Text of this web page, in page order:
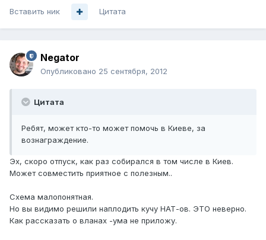
Вставить ник Цитата
Negator
Опубликовано 25 сентября, 2012
Цитата
Ребят, может кто-то может помочь в Киеве, за
вознаграждение.
Эх, скоро отпуск, как раз собирался в том числе в Киев.
Может совместить приятное с полезным..
Схема малопонятная.
Но вы видимо решили наплодить кучу НАТ-ов. ЭТО неверно.
Как рассказать о вланах -ума не приложу.